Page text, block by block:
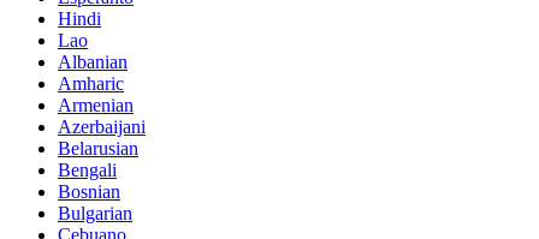
Hindi
Lao
Albanian
Amharic
Armenian
Azerbaijani
Belarusian
Bengali
Bosnian
Bulgarian